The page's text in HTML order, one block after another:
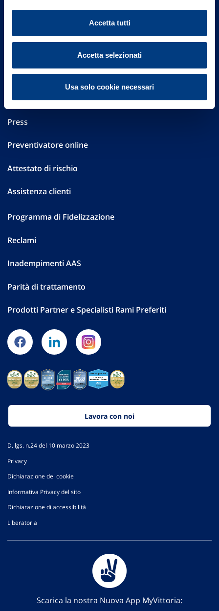
Accetta tutti
Accetta selezionati
Usa solo cookie necessari
Sostenibilità
Performances
Press
Preventivatore online
Attestato di rischio
Assistenza clienti
Programma di Fidelizzazione
Reclami
Inadempimenti AAS
Parità di trattamento
Prodotti Partner e Specialisti Rami Preferiti
Lavora con noi
D. lgs. n.24 del 10 marzo 2023
Privacy
Dichiarazione dei cookie
Informativa Privacy del sito
Dichiarazione di accessibilità
Liberatoria
Scarica la nostra Nuova App MyVittoria: